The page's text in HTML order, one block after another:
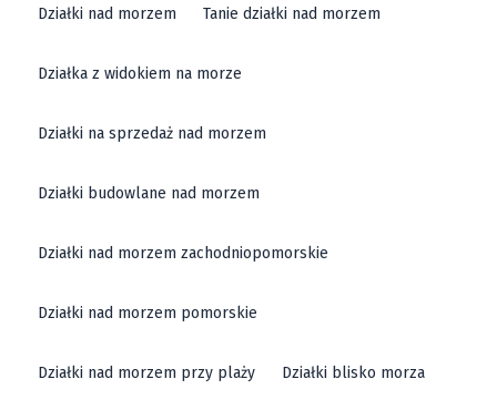
Działki nad morzem Tanie działki nad morzem
Działka z widokiem na morze
Działki na sprzedaż nad morzem
Działki budowlane nad morzem
Działki nad morzem zachodniopomorskie
Działki nad morzem pomorskie
Działki nad morzem przy plaży Działki blisko morza